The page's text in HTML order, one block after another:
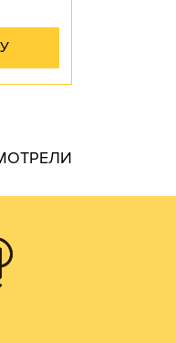
всегда ниже,
так как сырье
осуществляем
виды и типы